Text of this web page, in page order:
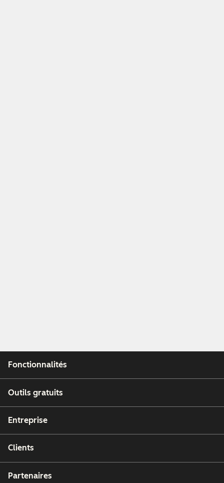
Fonctionnalités
Outils gratuits
Entreprise
Clients
Partenaires